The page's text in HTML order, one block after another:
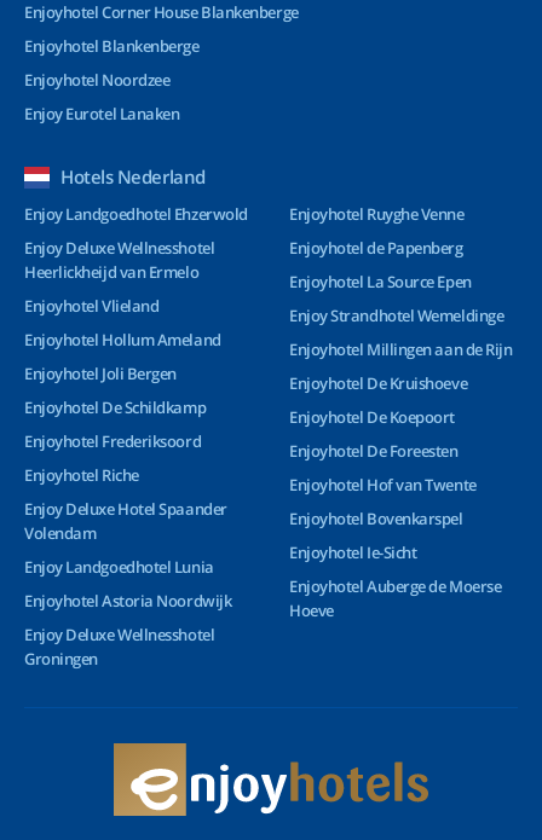
Enjoyhotel Corner House Blankenberge
Enjoyhotel Blankenberge
Enjoyhotel Noordzee
Enjoy Eurotel Lanaken
Hotels Nederland
Enjoy Landgoedhotel Ehzerwold
Enjoy Deluxe Wellnesshotel
Heerlickheijd van Ermelo
Enjoyhotel Vlieland
Enjoyhotel Hollum Ameland
Enjoyhotel Joli Bergen
Enjoyhotel De Schildkamp
Enjoyhotel Frederiksoord
Enjoyhotel Riche
Enjoy Deluxe Hotel Spaander
Volendam
Enjoy Landgoedhotel Lunia
Enjoyhotel Astoria Noordwijk
Enjoy Deluxe Wellnesshotel
Groningen
Enjoyhotel Ruyghe Venne
Enjoyhotel de Papenberg
Enjoyhotel La Source Epen
Enjoy Strandhotel Wemeldinge
Enjoyhotel Millingen aan de Rijn
Enjoyhotel De Kruishoeve
Enjoyhotel De Koepoort
Enjoyhotel De Foreesten
Enjoyhotel Hof van Twente
Enjoyhotel Bovenkarspel
Enjoyhotel Ie-Sicht
Enjoyhotel Auberge de Moerse
Hoeve